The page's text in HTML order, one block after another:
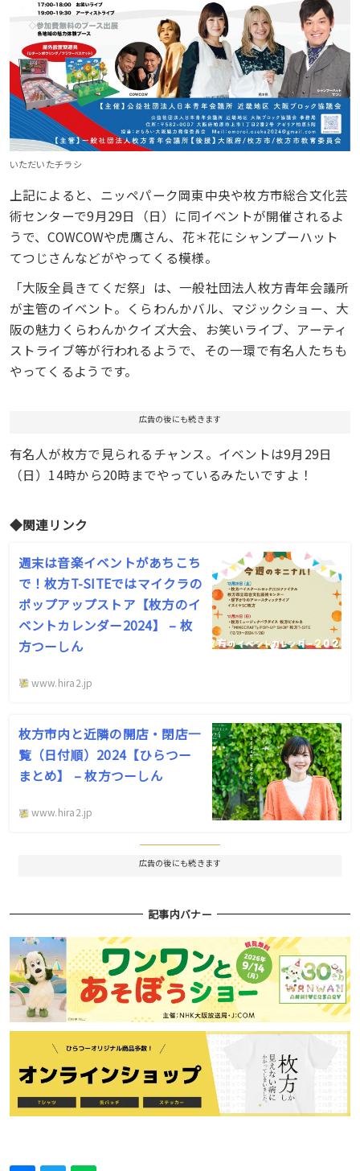
いただいたチラシ
上記によると、ニッペパーク岡東中央や枚方市総合文化芸
術センターで9月29日（日）に同イベントが開催されるよ
うで、COWCOWや虎鷹さん、花＊花にシャンプーハット
てつじさんなどがやってくる模様。
「大阪全員きてくだ祭」は、一般社団法人枚方青年会議所
が主管のイベント。くらわんかバル、マジックショー、大
阪の魅力くらわんかクイズ大会、お笑いライブ、アーティ
ストライブ等が行われるようで、その一環で有名人たちも
やってくるようです。
広告の後にも続きます
有名人が枚方で見られるチャンス。イベントは9月29日
（日）14時から20時までやっているみたいですよ！
◆関連リンク
週末は音楽イベントがあちこち
で！枚方T-SITEではマイクラの
ポップアップストア【枚方のイ
ベントカレンダー2024】 – 枚
方つーしん
www.hira2.jp
枚方市内と近隣の開店・閉店一
覧（日付順）2024【ひらつー
まとめ】 – 枚方つーしん
www.hira2.jp
広告の後にも続きます
記事内バナー